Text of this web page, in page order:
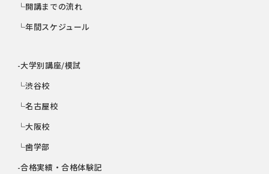
└開講までの流れ
└年間スケジュール
-大学別講座/模試
└渋谷校
└名古屋校
└大阪校
└歯学部
-合格実績・合格体験記